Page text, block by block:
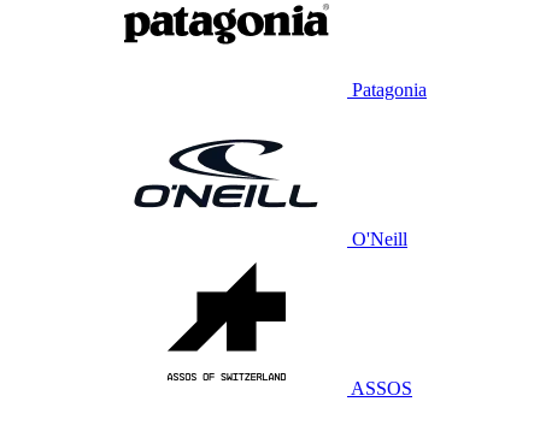
Patagonia
O'Neill
ASSOS